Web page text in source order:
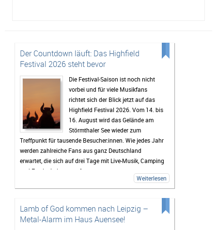
Der Countdown läuft: Das Highfield
Festival 2026 steht bevor
Die Festival-Saison ist noch nicht
vorbei und für viele Musikfans
richtet sich der Blick jetzt auf das
Highfield Festival 2026. Vom 14. bis
16. August wird das Gelände am
Störmthaler See wieder zum
Treffpunkt für tausende Besucher:innen. Wie jedes Jahr
werden zahlreiche Fans aus ganz Deutschland
erwartet, die sich auf drei Tage mit Live-Musik, Camping
und Festivalstimmung freuen.
Das Highfield gehört seit Jahren zu den bekanntesten
Rock, Indie, Punk und Hip-Hop sorgt dafür, dass jedes
Jahr ein bunt gemischtes Publikum zusammenkommt.
Auch 2026 stehen wieder viele bekannte Künstler auf
Weiterlesen
Lamb of God kommen nach Leipzig –
Metal-Alarm im Haus Auensee!